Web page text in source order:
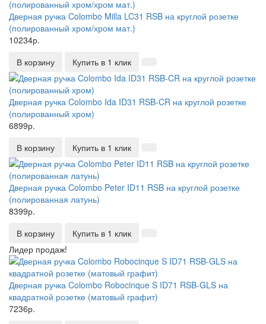
Дверная ручка Colombo Milla LC31 RSB на круглой розетке
(полированный хром/хром мат.)
10234р.
В корзину
Купить в 1 клик
Дверная ручка Colombo Ida ID31 RSB-CR на круглой розетке
(полированный хром)
6899р.
В корзину
Купить в 1 клик
Дверная ручка Colombo Peter ID11 RSB на круглой розетке
(полированная латунь)
8399р.
В корзину
Купить в 1 клик
Лидер продаж!
Дверная ручка Colombo Robocinque S ID71 RSB-GLS на
квадратной розетке (матовый графит)
7236р.